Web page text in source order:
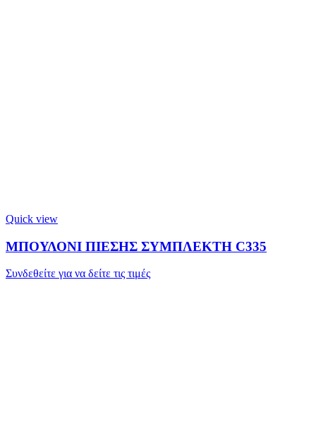
Quick view
ΜΠΟΥΛΟΝΙ ΠΙΕΣΗΣ ΣΥΜΠΛΕΚΤΗ C335
Συνδεθείτε για να δείτε τις τιμές